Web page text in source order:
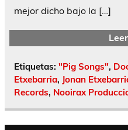
mejor dicho bajo la […]
Etiquetas: "Pig Songs",
Etxebarria, Jonan
Records, Nooirax